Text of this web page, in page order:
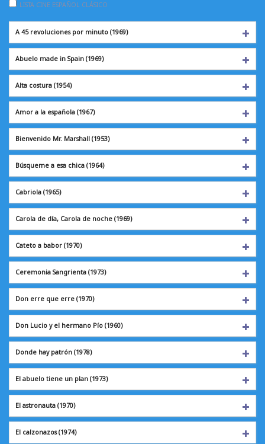
LISTA CINE ESPAÑOL CLÁSICO
A 45 revoluciones por minuto (1969)
Abuelo made in Spain (1969)
Alta costura (1954)
Amor a la española (1967)
Bienvenido Mr. Marshall (1953)
Búsqueme a esa chica (1964)
Cabriola (1965)
Carola de día, Carola de noche (1969)
Cateto a babor (1970)
Ceremonia Sangrienta (1973)
Don erre que erre (1970)
Don Lucio y el hermano Pío (1960)
Donde hay patrón (1978)
El abuelo tiene un plan (1973)
El astronauta (1970)
El calzonazos(1974)